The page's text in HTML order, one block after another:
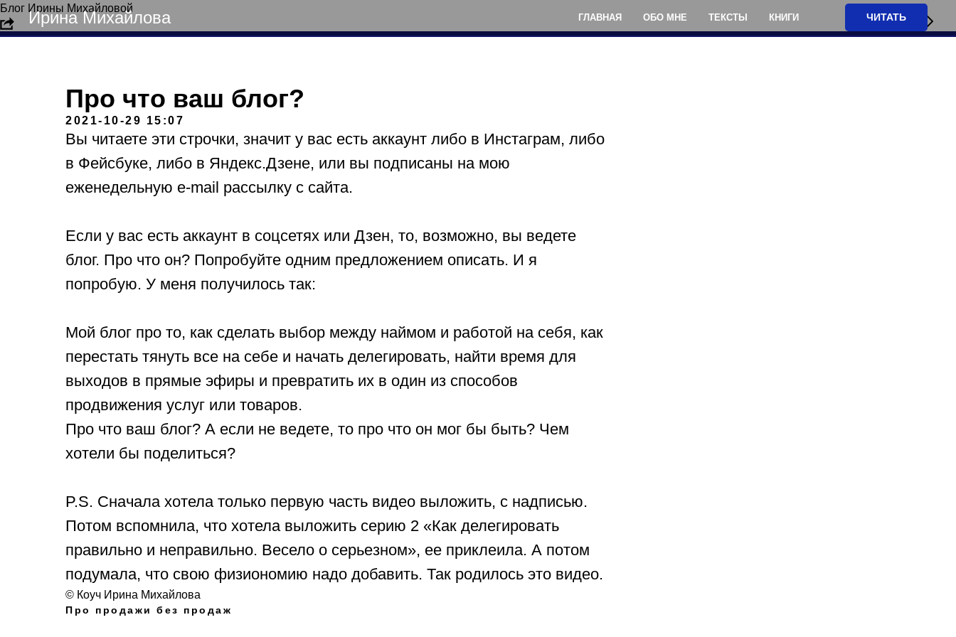
Блог Ирины Михайловой
Про что ваш блог?
2021-10-29 15:07
Вы читаете эти строчки, значит у вас есть аккаунт либо в Инстаграм, либо
в Фейсбуке, либо в Яндекс.Дзене, или вы подписаны на мою
еженедельную e-mail рассылку с сайта.
Если у вас есть аккаунт в соцсетях или Дзен, то, возможно, вы ведете
блог. Про что он? Попробуйте одним предложением описать. И я
попробую. У меня получилось так:
Мой блог про то, как сделать выбор между наймом и работой на себя, как
перестать тянуть все на себе и начать делегировать, найти время для
выходов в прямые эфиры и превратить их в один из способов
продвижения услуг или товаров.
Про что ваш блог? А если не ведете, то про что он мог бы быть? Чем
хотели бы поделиться?
P.S. Сначала хотела только первую часть видео выложить, с надписью.
Потом вспомнила, что хотела выложить серию 2 «Как делегировать
правильно и неправильно. Весело о серьезном», ее приклеила. А потом
подумала, что свою физиономию надо добавить. Так родилось это видео.
© Коуч Ирина Михайлова
Про продажи без продаж
Ирина Михайлова ГЛАВНАЯ ОБО МНЕ ТЕКСТЫ КНИГИ ЧИТАТЬ